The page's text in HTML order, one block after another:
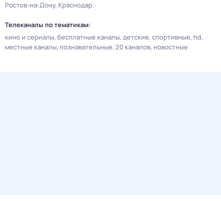
Ростов-на-Дону Краснодар
Телеканалы по тематикам:
кино и сериалы бесплатные каналы детские спортивные hd
местные каналы познавательные 20 каналов новостные